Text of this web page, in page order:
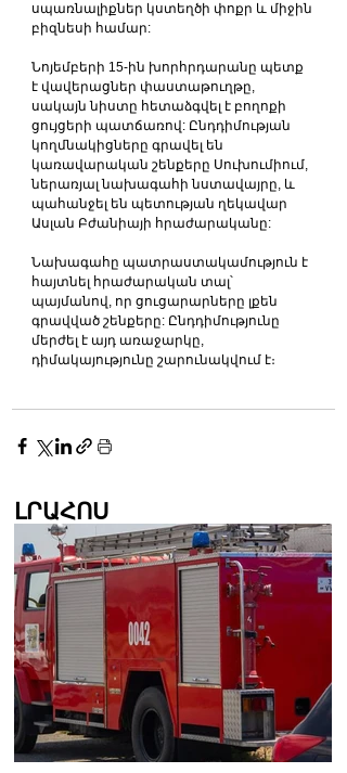
սպառնալիքներ կստեղծի փոքր և միջին
բիզնեսի համար:
Նոյեմբերի 15-ին խորհրդարանը պետք
է վավերացներ փաստաթուղթը,
սակայն նիստը հետաձգվել է բողոքի
ցույցերի պատճառով: Ընդդիմության
կողմնակիցները գրավել են
կառավարական շենքերը Սուխումիում,
ներառյալ նախագահի նստավայրը, և
պահանջել են պետության ղեկավար
Ասլան Բժանիայի հրաժարականը:
Նախագահը պատրաստակամություն է
հայտնել հրաժարական տալ՝
պայմանով, որ ցուցարարները լքեն
գրավված շենքերը: Ընդդիմությունը
մերժել է այդ առաջարկը,
դիմակայությունը շարունակվում է։
ԼՐԱՀՈՍ